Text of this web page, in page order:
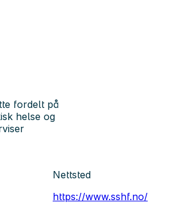
fordelt på
helse og
Nettsted
https://www.sshf.no/